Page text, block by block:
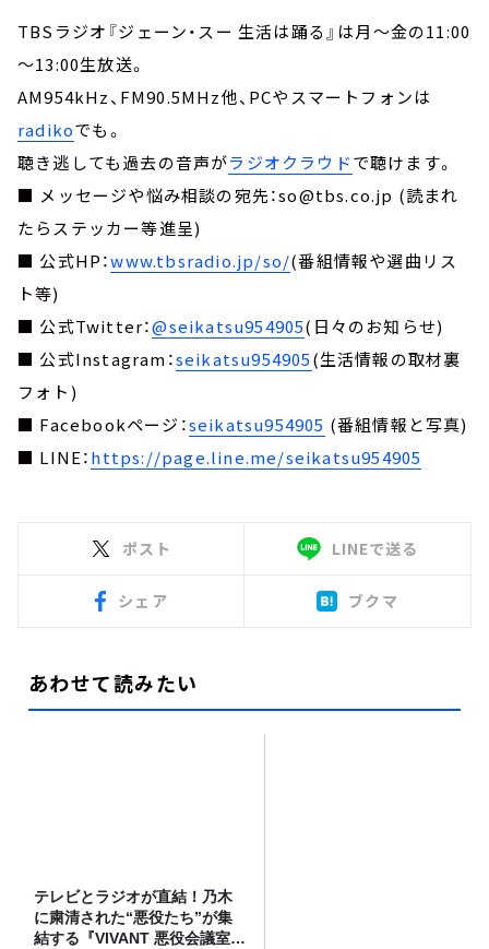
TBSラジオ『ジェーン・スー 生活は踊る』は月～金の11:00
～13:00生放送。
AM954kHz、FM90.5MHz他、PCやスマートフォンは
radikoでも。
聴き逃しても過去の音声がラジオクラウドで聴けます。
■ メッセージや悩み相談の宛先：so@tbs.co.jp (読まれ
たらステッカー等進呈)
■ 公式HP：www.tbsradio.jp/so/(番組情報や選曲リス
ト等)
■ 公式Twitter：@seikatsu954905(日々のお知らせ)
■ 公式Instagram：seikatsu954905(生活情報の取材裏
フォト)
■ Facebookページ：seikatsu954905 (番組情報と写真)
■ LINE：https://page.line.me/seikatsu954905
ポスト LINEで送る
シェア ブクマ
あわせて読みたい
テレビとラジオが直結！乃木
に粛清された“悪役たち”が集
結する『VIVANT 悪役会議室』